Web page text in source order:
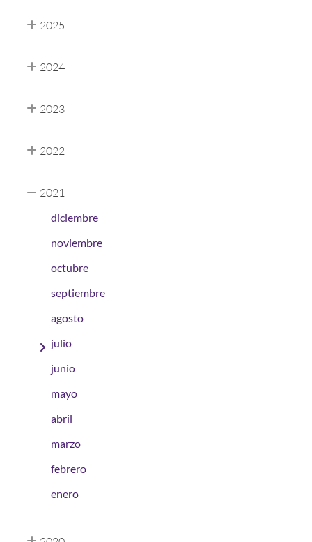
2025
2024
2023
2022
2021
diciembre
noviembre
octubre
septiembre
agosto
julio
junio
mayo
abril
marzo
febrero
enero